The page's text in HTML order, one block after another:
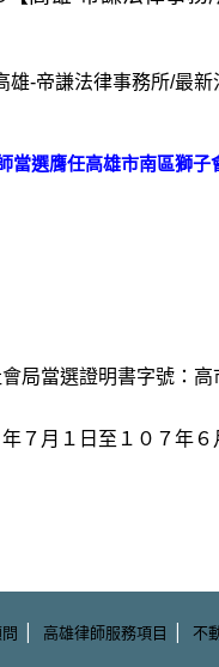
雄-帝謙法律事務所/最
當選膺任高雄市南區獅子
局當選證明書字號：
７月１日至１０７年６
| 高雄律師服務項目 | 不